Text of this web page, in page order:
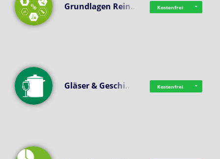
Grundlagen Rein… Kostenfrei
Gläser & Geschi… Kostenfrei